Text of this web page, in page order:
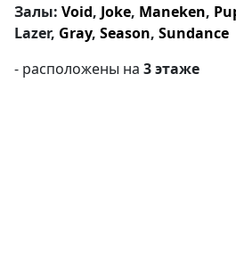
Залы: Void, Joke, Maneken,
Lazer, Gray, Season, Sundance
- расположены на 3 этаже